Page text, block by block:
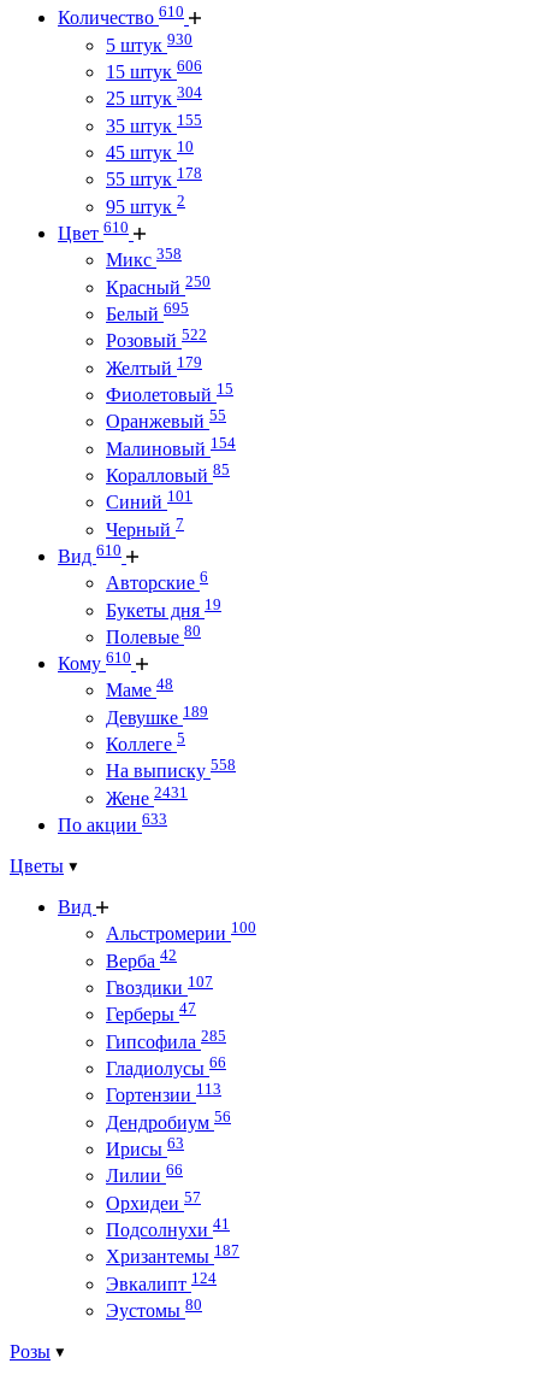
Количество 610
5 штук 930
15 штук 606
25 штук 304
35 штук 155
45 штук 10
55 штук 178
95 штук 2
Цвет 610
Микс 358
Красный 250
Белый 695
Розовый 522
Желтый 179
Фиолетовый 15
Оранжевый 55
Малиновый 154
Коралловый 85
Синий 101
Черный 7
Вид 610
Авторские 6
Букеты дня 19
Полевые 80
Кому 610
Маме 48
Девушке 189
Коллеге 5
На выписку 558
Жене 2431
По акции 633
Цветы
Вид
Альстромерии 100
Верба 42
Гвоздики 107
Герберы 47
Гипсофила 285
Гладиолусы 66
Гортензии 113
Дендробиум 56
Ирисы 63
Лилии 66
Орхидеи 57
Подсолнухи 41
Хризантемы 187
Эвкалипт 124
Эустомы 80
Розы